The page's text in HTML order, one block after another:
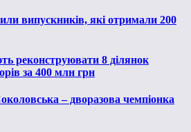
випускників, які отримали 200
реконструювати 8 ділянок
за 400 млн грн
– дворазова чемпіонка